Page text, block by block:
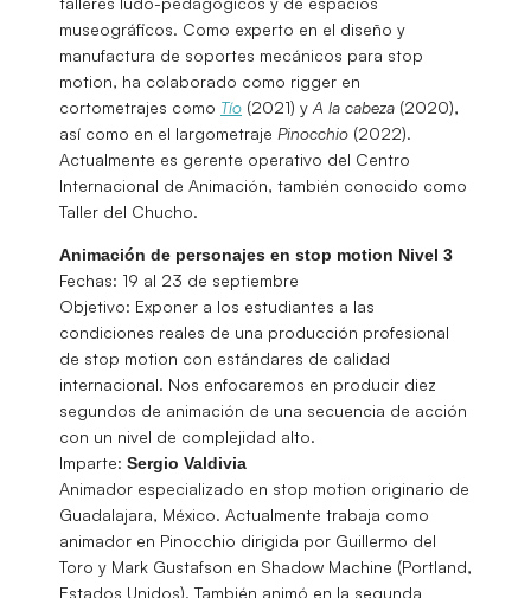
museográfi­cos. Como experto en el diseño y
manufactura de soportes mecánicos para stop
motion, ha colaborado como rigger en
cortometrajes como Tío (2021) y A la cabeza (2020),
así como en el largometraje Pinocchio (2022).
Actualmente es gerente operativo del Centro
Internacional de Animación, también conocido como
Taller del Chucho.
Animación de personajes en stop motion Nivel 3
Fechas: 19 al 23 de septiembre
Objetivo: Exponer a los estudiantes a las
condiciones reales de una producción profesional
de stop motion con estándares de calidad
internacional. Nos enfocaremos en producir diez
segundos de animación de una secuencia de acción
con un nivel de complejidad alto.
Imparte: Sergio Valdivia
Animador especializado en stop motion originario de
Guadalajara, México. Actualmente trabaja como
animador en Pinocchio dirigida por Guillermo del
Toro y Mark Gustafson en Shadow Machine (Portland,
Estados Unidos). También animó en la segunda